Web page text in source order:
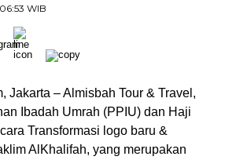
WIB
Jakarta – Almisbah Tour & Travel,
Ibadah Umrah (PPIU) dan Haji
Transformasi logo baru &
AlKhalifah, yang merupakan